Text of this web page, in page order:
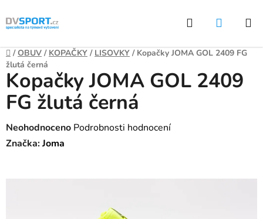
Přejít
na
Hledat
Domů
/ OBUV / KOPAČKY / LISOVKY / Kopačky JOMA GOL 2409 FG
žlutá černá
Kopačky JOMA GOL 2409
FG žlutá černá
Průměrné
hodnocení
Neohodnoceno Podrobnosti hodnocení
Značka:Joma